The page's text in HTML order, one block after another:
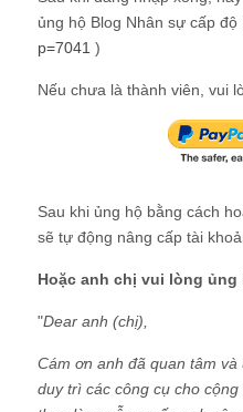
ủng hộ Blog Nhân sự cấp độ
p=7041 )
Nếu chưa là thành viên, vui
Sau khi ủng hộ bằng cách
sẽ tự động nâng cấp tài
Hoặc anh chị vui lòng
"Dear anh (chị),
Cám ơn anh đã quan tâm
duy trì các công cụ cho